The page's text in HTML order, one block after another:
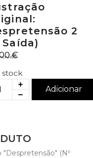
2
Saída)
€
stock
Adicionar
"Despretensão" (Nº